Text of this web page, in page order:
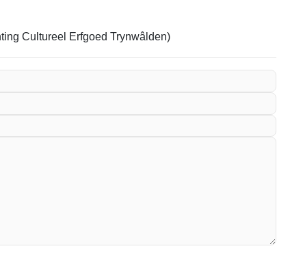
Cultureel Erfgoed Trynwâlden)